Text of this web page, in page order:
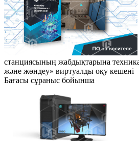
станциясының жабдықтарына
және жөндеу» виртуалды оқу кешені
Бағасы сұраныс бойынша